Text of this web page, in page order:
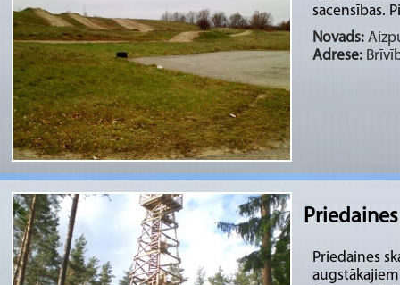
sacensības.
Novads:
Adrese:
Priedaines